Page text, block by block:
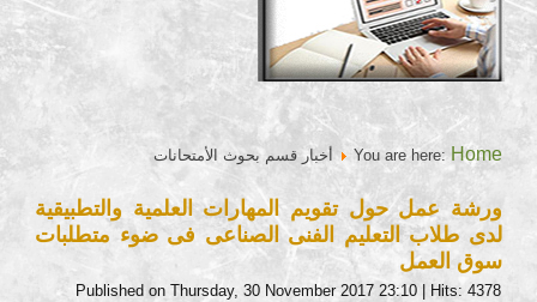
You are here: Home أخبار قسم بحوث الأمتحانات
ورشة عمل حول تقويم المهارات العلمية والتطبيقية
لدى طلاب التعليم الفنى الصناعى فى ضوء متطلبات
سوق العمل
Published on Thursday, 30 November 2017 23:10| Hits: 4378